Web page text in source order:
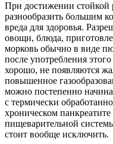
При достижении
разнообразить большим
вреда для здоровья.
овощи, блюда,
морковь обычно в виде
после употребления
хорошо, не появляются
повышенное
можно постепенно
с термически
хроническом
пищеварительной
стоит вообще исключить.